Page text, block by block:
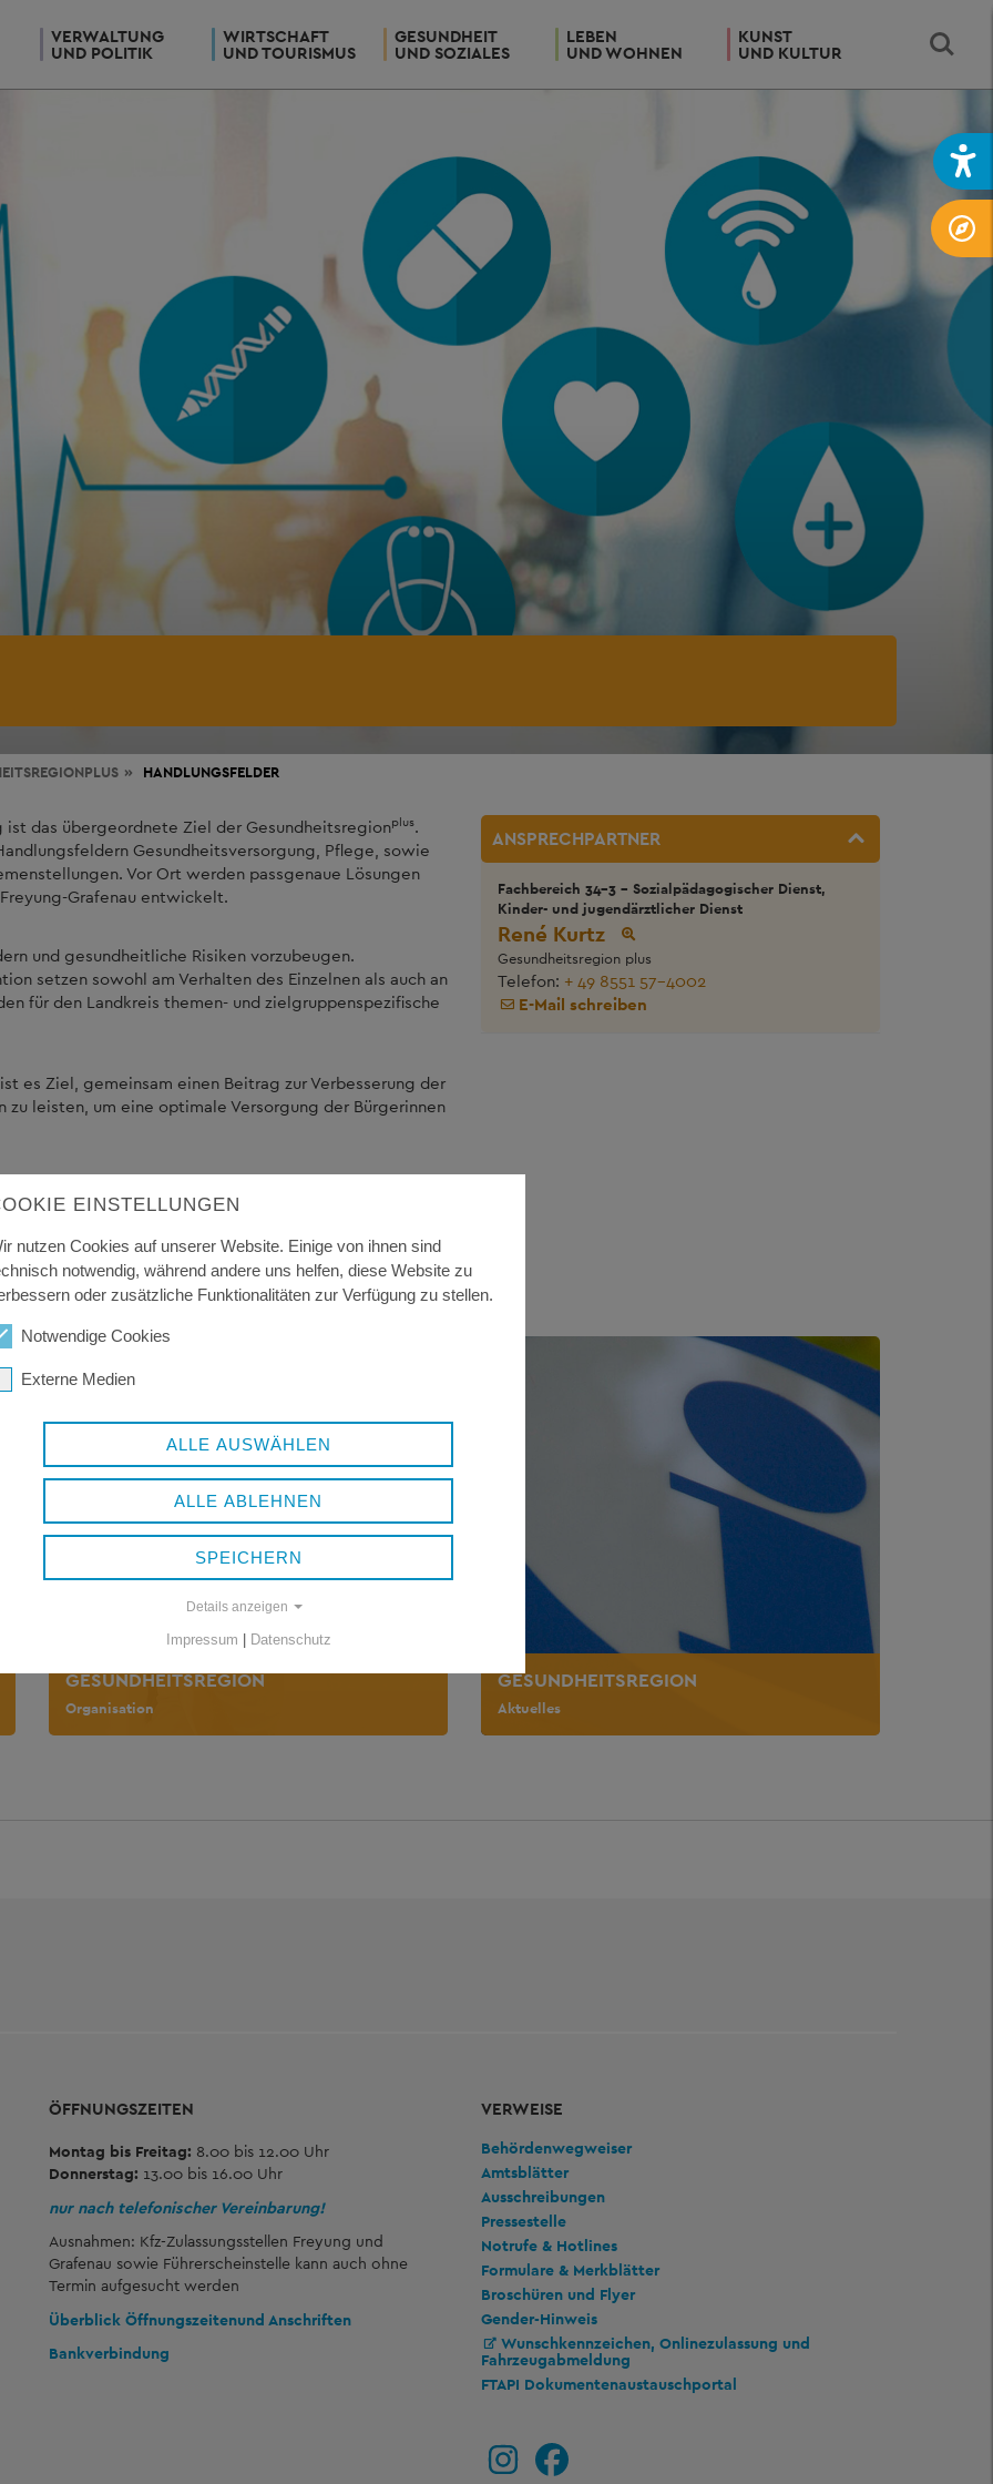
VERWALTUNG
UND POLITIK
WIRTSCHAFT
UND TOURISMUS
GESUNDHEIT
UND SOZIALES
LEBEN
UND WOHNEN
KUNST
UND KULTUR
HANDLUNGSFELDER
ist das übergeordnete Ziel der Gesundheitsregionplus.
Gesundheitsversorgung, Pflege, sowie
Vor Ort werden passgenaue Lösungen
Grafenau entwickelt.
und gesundheitliche Risiken vorzubeugen.
setzen sowohl am Verhalten des Einzelnen als auch an
für den Landkreis themen- und zielgruppenspezifische
es Ziel, gemeinsam einen Beitrag zur Verbesserung der
leisten, um eine optimale Versorgung der Bürgerinnen
der Menschen, die wegen gesundheitlichen
dauerhafter Hilfe bedürfen. Das
dem Bereich der Pflege um gesundheitsfördernde
und Senioren.
ANSPRECHPARTNER
Fachbereich 34-3 - Sozialpädagogischer Dienst,
Kinder- und jugendärztlicher Dienst
René Kurtz
Gesundheitsregion plus
Telefon: + 49 8551 57-4002
E-Mail schreiben
GESUNDHEITSREGION
Organisation
GESUNDHEITSREGION
Aktuelles
ÖFFNUNGSZEITEN
Montag bis Freitag: 8.00 bis 12.00 Uhr
Donnerstag: 13.00 bis 16.00 Uhr
nur nach telefonischer Vereinbarung!
Ausnahmen: Kfz-Zulassungsstellen Freyung und
Grafenau sowie Führerscheinstelle kann auch ohne
Termin aufgesucht werden
Überblick Öffnungszeitenund Anschriften
Bankverbindung
VERWEISE
Behördenwegweiser
Amtsblätter
Ausschreibungen
Pressestelle
Notrufe & Hotlines
Formulare & Merkblätter
Broschüren und Flyer
Gender-Hinweis
Wunschkennzeichen, Onlinezulassung und
Fahrzeugabmeldung
FTAPI Dokumentenaustauschportal
EINSTELLUNGEN
nutzen Cookies auf unserer Website. Einige von ihnen sind
notwendig, während andere uns helfen, diese Website zu
oder zusätzliche Funktionalitäten zur Verfügung zu stellen.
Notwendige Cookies
Externe Medien
ALLE AUSWÄHLEN
ALLE ABLEHNEN
SPEICHERN
Details anzeigen
Impressum | Datenschutz